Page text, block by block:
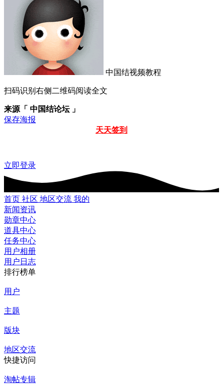
中国结视频教程
扫码识别右侧二维码阅读全文
来源「 中国结论坛 」
保存海报
天天签到
立即登录
首页 社区 地区交流 我的
新闻资讯
勋章中心
道具中心
任务中心
用户相册
用户日志
排行榜单
用户
主题
版块
地区交流
快捷访问
淘帖专辑